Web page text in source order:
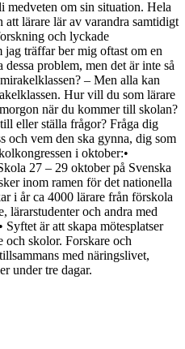
medveten om sin situation. Hela
att lärare lär av varandra samtidigt
och lyckade
jag träffar ber mig oftast om en
problem, men det är inte så
– Men alla kan
Hur vill du som lärare
när du kommer till skolan?
eller ställa frågor? Fråga dig
och vem den ska gynna, dig som
i oktober:•
27 – 29 oktober på Svenska
inom ramen för det nationella
i år ca 4000 lärare från förskola
lärarstudenter och andra med
är att skapa mötesplatser
och skolor. Forskare och
med näringslivet,
under tre dagar.